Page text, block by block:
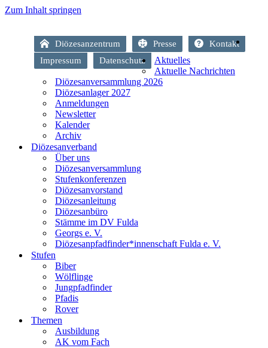
Zum Inhalt springen
Diözesanzentrum Presse
Kontakt
Impressum
Datenschutz
Aktuelles
Aktuelle Nachrichten
Diözesanversammlung 2026
Diözesanlager 2027
Anmeldungen
Newsletter
Kalender
Archiv
Diözesanverband
Über uns
Diözesanversammlung
Stufenkonferenzen
Diözesanvorstand
Diözesanleitung
Diözesanbüro
Stämme im DV Fulda
Georgs e. V.
Diözesanpfadfinder*innenschaft Fulda e. V.
Stufen
Biber
Wölflinge
Jungpfadfinder
Pfadis
Rover
Themen
Ausbildung
AK vom Fach